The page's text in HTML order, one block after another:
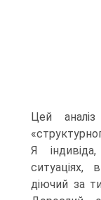
Цей
Я
ситуаціях,
діючий за